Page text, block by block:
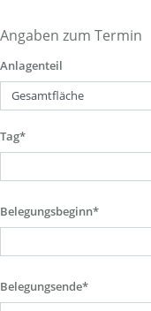
Angaben zum Termin
Anlagenteil
Tag*
Belegungsbeginn*
Belegungsende*